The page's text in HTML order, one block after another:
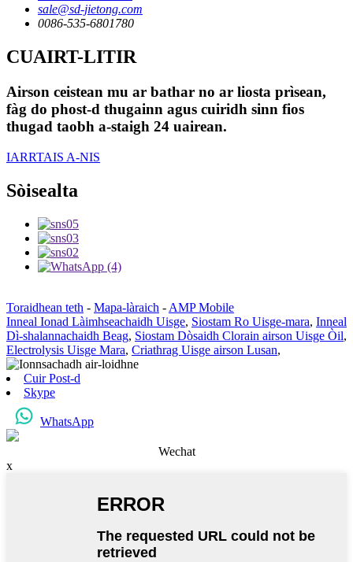
sale@sd-jietong.com
0086-535-6801780
CUAIRT-LITIR
Airson ceistean mu ar bathar no ar liosta prìsean,
fàg do phost-d thugainn agus cuiridh sinn fios
thugad taobh a-staigh 24 uairean.
IARRTAIS A-NIS
Sòisealta
Toraidhean teth - Mapa-làraich - AMP Mobile
Inneal Ionad Làimhseachaidh Uisge, Siostam Ro Uisge-mara, Inneal
Dì-shalannachaidh Beag, Siostam Dòsaidh Clorain airson Uisge Òil,
Electrolysis Uisge Mara, Criathrag Uisge airson Lusan,
Cuir Post-d
Skype
WhatsApp
Wechat
x